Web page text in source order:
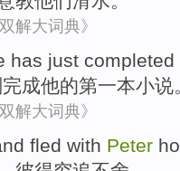
解大词典》
has just completed
完成他的第一本小说
解大词典》
fled with Peter